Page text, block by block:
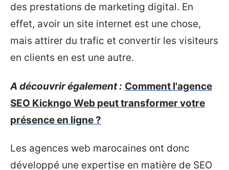
des prestations de marketing digital. En
effet, avoir un site internet est une chose,
mais attirer du trafic et convertir les visiteurs
en clients en est une autre.
A découvrir également : Comment l'agence
SEO Kickngo Web peut transformer votre
présence en ligne ?
Les agences web marocaines ont donc
développé une expertise en matière de SEO